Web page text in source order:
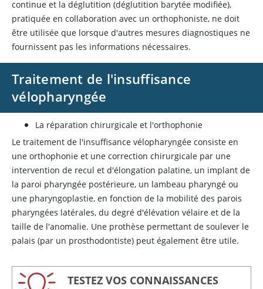
continue et la déglutition (déglutition barytée modifiée),
pratiquée en collaboration avec un orthophoniste, ne doit
être utilisée que lorsque d'autres mesures diagnostiques ne
fournissent pas les informations nécessaires.
Traitement de l'insuffisance
vélopharyngée
La réparation chirurgicale et l'orthophonie
Le traitement de l'insuffisance vélopharyngée consiste en
une orthophonie et une correction chirurgicale par une
intervention de recul et d'élongation palatine, un implant de
la paroi pharyngée postérieure, un lambeau pharyngé ou
une pharyngoplastie, en fonction de la mobilité des parois
pharyngées latérales, du degré d'élévation vélaire et de la
taille de l'anomalie. Une prothèse permettant de soulever le
palais (par un prosthodontiste) peut également être utile.
TESTEZ VOS CONNAISSANCES